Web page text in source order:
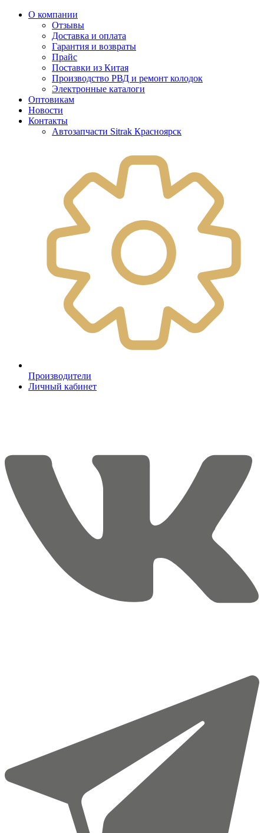
О компании
Отзывы
Доставка и оплата
Гарантия и возвраты
Прайс
Поставки из Китая
Производство РВД и ремонт колодок
Электронные каталоги
Оптовикам
Новости
Контакты
Автозапчасти Sitrak Красноярск
Производители
Личный кабинет